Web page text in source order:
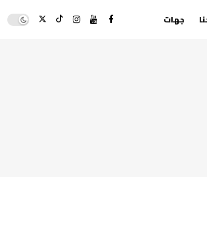
جهات mode